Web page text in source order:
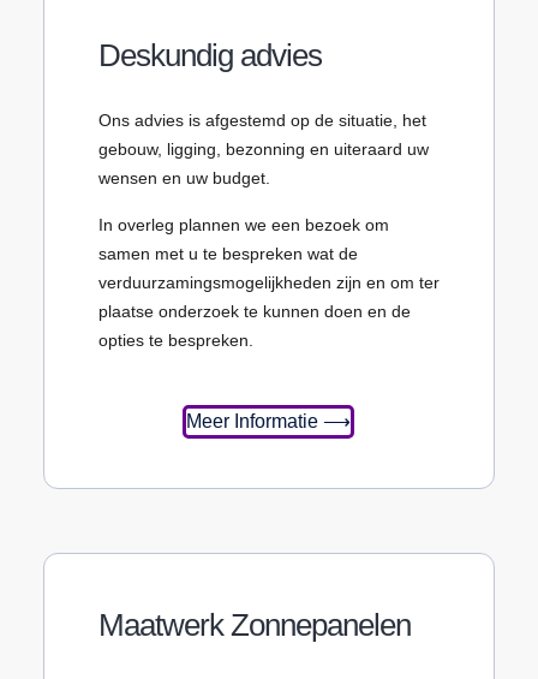
Deskundig advies
Ons advies is afgestemd op de situatie, het
gebouw, ligging, bezonning en uiteraard uw
wensen en uw budget.
In overleg plannen we een bezoek om
samen met u te bespreken wat de
verduurzamingsmogelijkheden zijn en om ter
plaatse onderzoek te kunnen doen en de
opties te bespreken.
Meer Informatie ⟶
Maatwerk Zonnepanelen